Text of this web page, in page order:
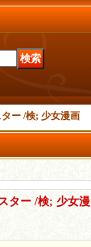
ー /検; 少女漫画
ター /検; 少女漫